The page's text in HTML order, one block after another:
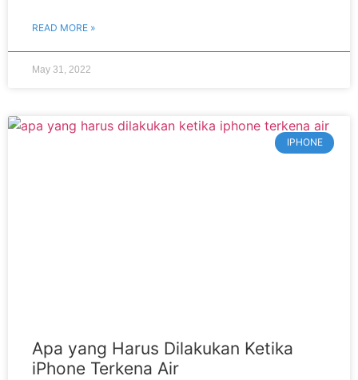
READ MORE »
May 31, 2022
IPHONE
Apa yang Harus Dilakukan Ketika
iPhone Terkena Air